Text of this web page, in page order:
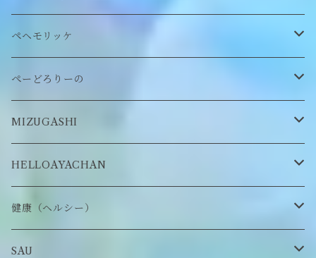
ぬいぐるみヘアピン
缶バッヂ
ロンT
ステッカー・シール
チャーム
Tシャツ
CAP
other
Tシャツ
アクセサリー
雑貨
ピアス/イヤリング
ネックレス
マスクチェーン
ペヘモリッケ
帽子
キーホルダー
ブローチ
ぺーどろりーの
靴下
スタイ
MIZUGASHI
帽子
アクセサリー
HELLOAYACHAN
ピアス/イヤリング
健康（ヘルシー）
ロンT
SAU